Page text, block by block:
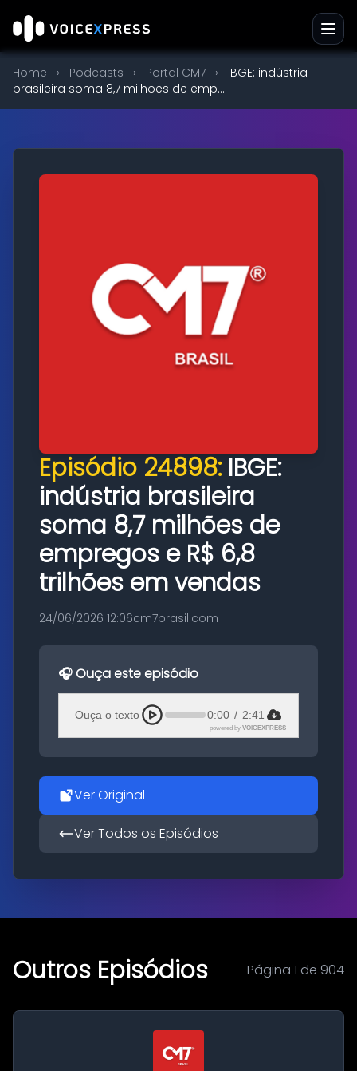
Home › Podcasts › Portal CM7 ›
IBGE: indústria
brasileira soma 8,7 milhões de emp...
Episódio 24898: IBGE:
indústria brasileira
soma 8,7 milhões de
empregos e R$ 6,8
trilhões em vendas
24/06/2026 12:06cm7brasil.com
🎧 Ouça este episódio
Ouça o texto 0:00 / 2:41
powered by VOICEXPRESS
Ver Original
Ver Todos os Episódios
Outros Episódios Página 1 de 904